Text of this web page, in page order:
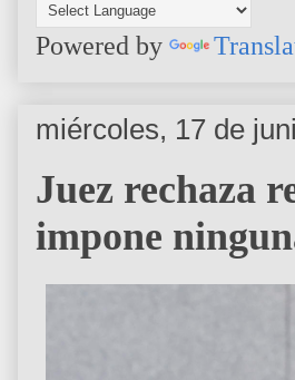
Powered by
miércoles, 17 de
Juez rechaza
impone